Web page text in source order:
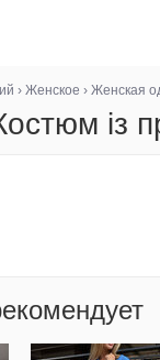
› Женское › Женская
із